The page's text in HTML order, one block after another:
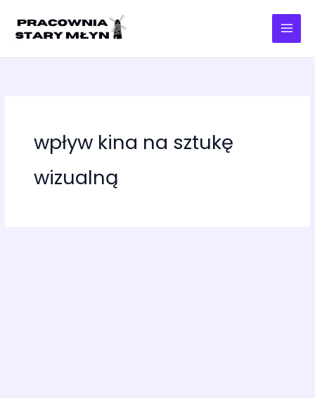
treści
wpływ kina na sztukę
wizualną